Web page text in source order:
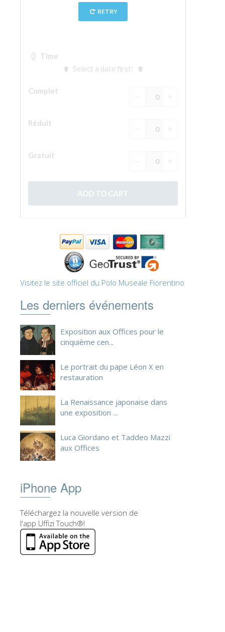
Santa Maria Novella
Réserver une visite guidée
ESPAÑOL
Visitez le site officiel du Polo Museale Fiorentino
Les derniers événements
Exposition aux Offices pour le
cinquième cen...
Le portrait du pape Léon X en
restauration
La Renaissance japonaise dans
une exposition ...
Luca Giordano et Taddeo Mazzi
aux Offices
iPhone App
Téléchargez la nouvelle version de
l'app Uffizi Touch®!